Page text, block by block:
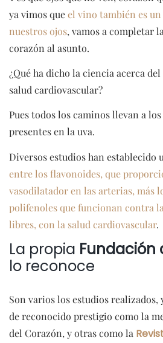
ya vimos queel vino también es
nuestros ojos, vamos a completar
corazón al asunto.
¿Qué ha dicho la ciencia acerca
salud cardiovascular?
Pues todos los caminos llevan a
presentes en la uva.
Diversos estudios han establecido
entre los flavonoides, que
vasodilatador en las arterias, más
polifenoles que funcionan contra
libres, con la salud cardiovascular.
La propia Fundación
lo reconoce
Son varios los estudios
de reconocido prestigio como la
del Corazón, y otras como la